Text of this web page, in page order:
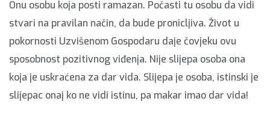
Onu osobu koja posti ramazan. Počasti tu osobu da vidi
stvari na pravilan način, da bude pronicljiva. Život u
pokornosti Uzvišenom Gospodaru daje čovjeku ovu
sposobnost pozitivnog viđenja. Nije slijepa osoba ona
koja je uskraćena za dar vida. Slijepa je osoba, istinski je
slijepac onaj ko ne vidi istinu, pa makar imao dar vida!